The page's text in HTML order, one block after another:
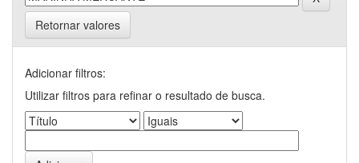
Retornar valores
Adicionar filtros:
Utilizar filtros para refinar o resultado de busca.